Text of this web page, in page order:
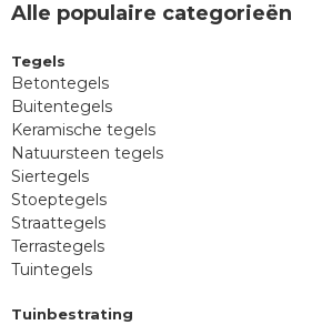
Alle populaire categorieën
Tegels
Betontegels
Buitentegels
Keramische tegels
Natuursteen tegels
Siertegels
Stoeptegels
Straattegels
Terrastegels
Tuintegels
Tuinbestrating